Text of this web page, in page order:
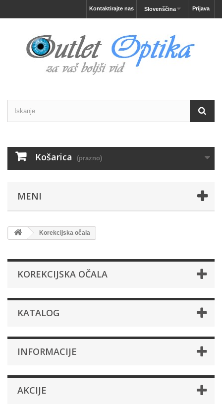
Prijava
Slovenščina
Kontaktirajte nas
Košarica (prazno)
MENI
Korekcijska očala
KOREKCIJSKA OČALA
KATALOG
INFORMACIJE
AKCIJE